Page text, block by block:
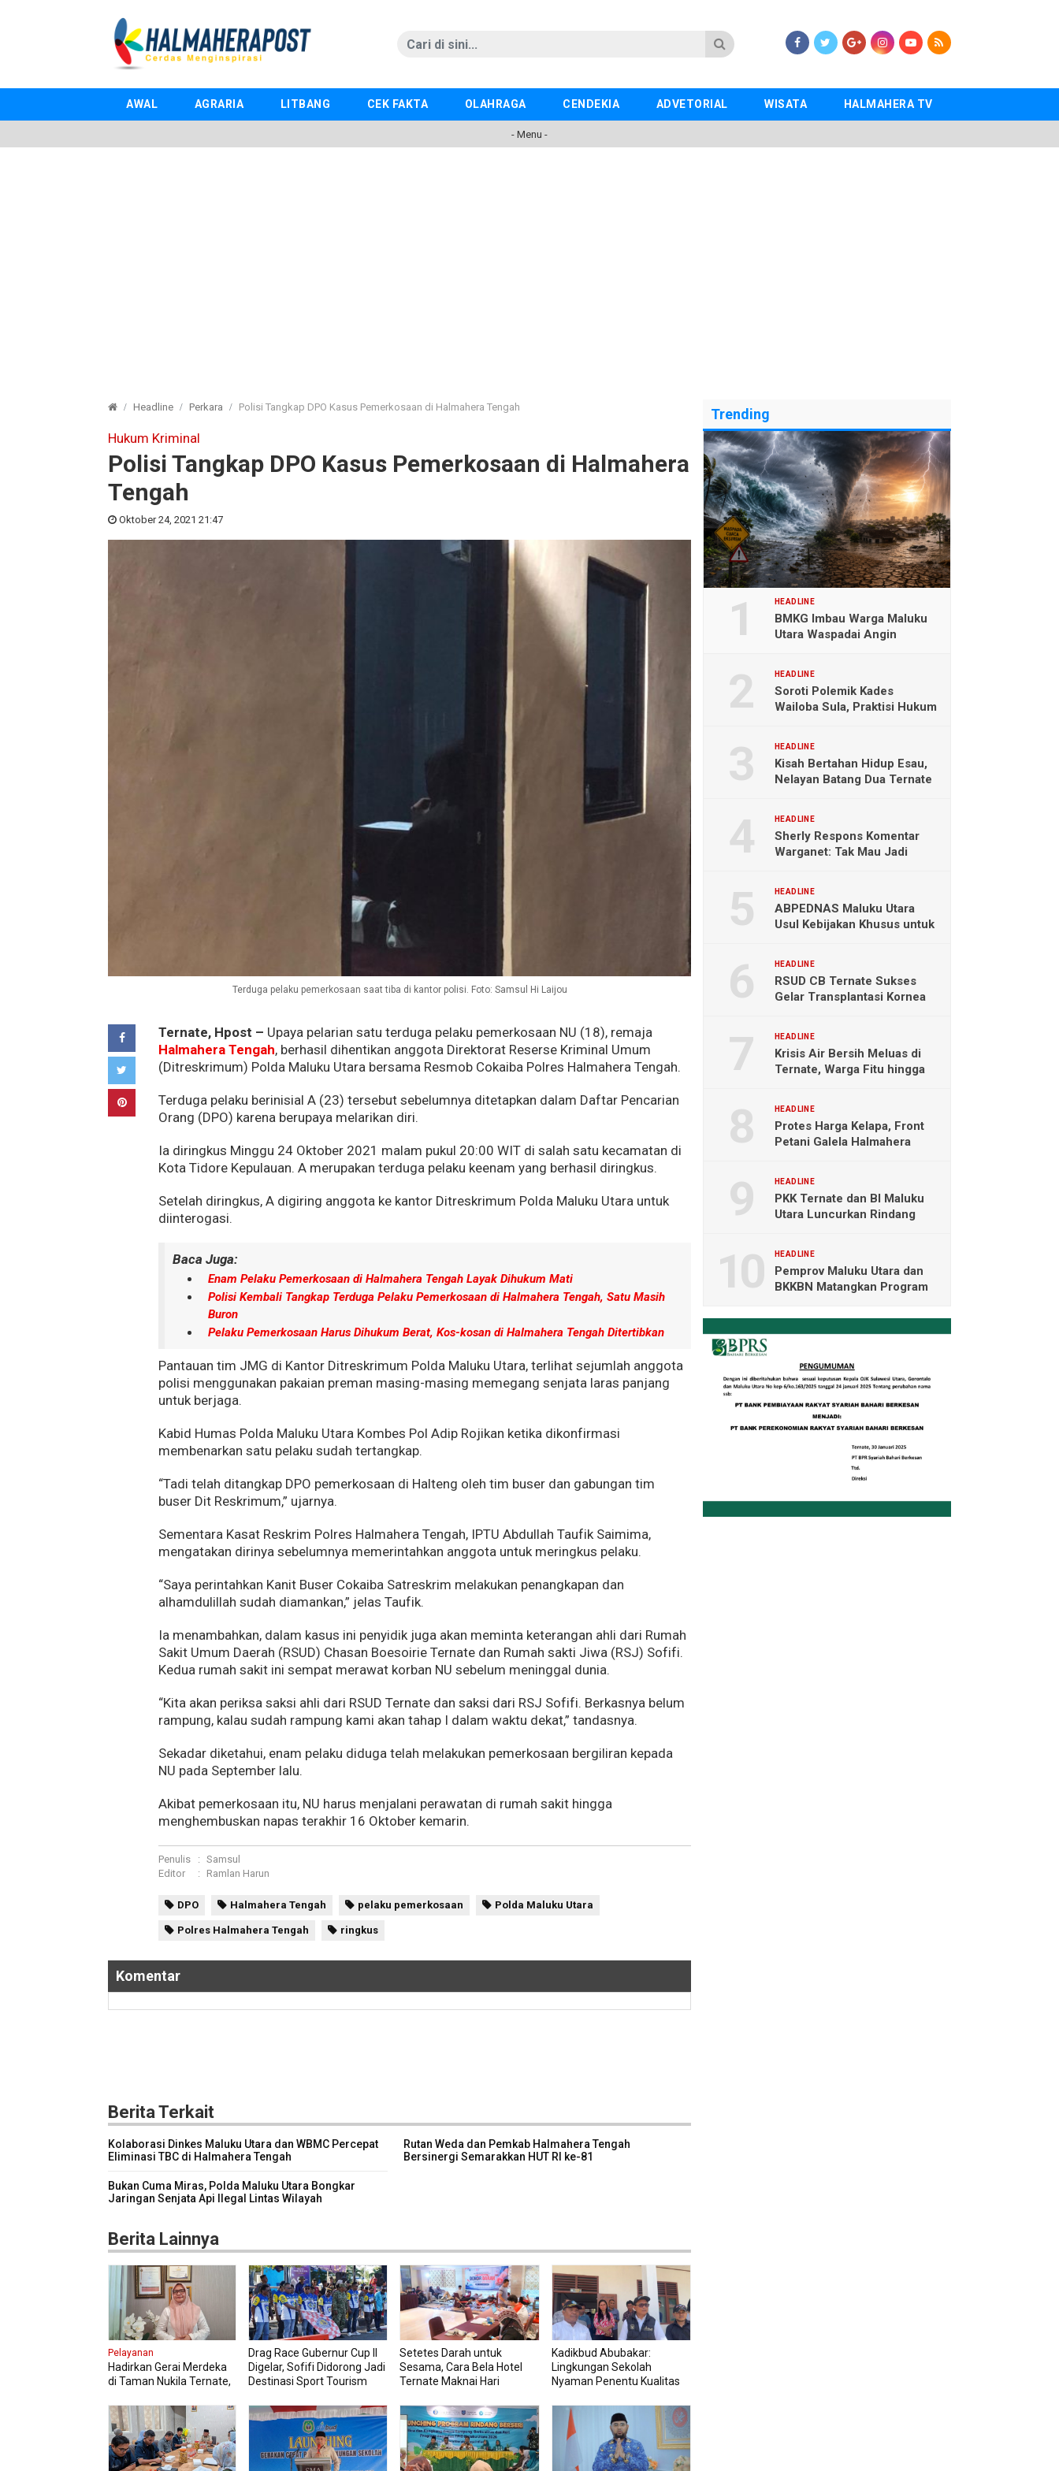
AWAL AGRARIA LITBANG CEK FAKTA OLAHRAGA CENDEKIA ADVETORIAL WISATA HALMAHERA TV
- Menu -
Headline Perkara Polisi Tangkap DPO Kasus Pemerkosaan di Halmahera Tengah
Hukum Kriminal
Polisi Tangkap DPO Kasus Pemerkosaan di Halmahera
Tengah
Oktober 24, 2021 21:47
Terduga pelaku pemerkosaan saat tiba di kantor polisi. Foto: Samsul Hi Laijou
Ternate, Hpost – Upaya pelarian satu terduga pelaku pemerkosaan NU (18), remaja
Halmahera Tengah, berhasil dihentikan anggota Direktorat Reserse Kriminal Umum
(Ditreskrimum) Polda Maluku Utara bersama Resmob Cokaiba Polres Halmahera Tengah.
Terduga pelaku berinisial A (23) tersebut sebelumnya ditetapkan dalam Daftar Pencarian
Orang (DPO) karena berupaya melarikan diri.
Ia diringkus Minggu 24 Oktober 2021 malam pukul 20:00 WIT di salah satu kecamatan di
Kota Tidore Kepulauan. A merupakan terduga pelaku keenam yang berhasil diringkus.
Setelah diringkus, A digiring anggota ke kantor Ditreskrimum Polda Maluku Utara untuk
diinterogasi.
Baca Juga:
Enam Pelaku Pemerkosaan di Halmahera Tengah Layak Dihukum Mati
Polisi Kembali Tangkap Terduga Pelaku Pemerkosaan di Halmahera Tengah, Satu Masih
Buron
Pelaku Pemerkosaan Harus Dihukum Berat, Kos-kosan di Halmahera Tengah Ditertibkan
Pantauan tim JMG di Kantor Ditreskrimum Polda Maluku Utara, terlihat sejumlah anggota
polisi menggunakan pakaian preman masing-masing memegang senjata laras panjang
untuk berjaga.
Kabid Humas Polda Maluku Utara Kombes Pol Adip Rojikan ketika dikonfirmasi
membenarkan satu pelaku sudah tertangkap.
“Tadi telah ditangkap DPO pemerkosaan di Halteng oleh tim buser dan gabungan tim
buser Dit Reskrimum,” ujarnya.
Sementara Kasat Reskrim Polres Halmahera Tengah, IPTU Abdullah Taufik Saimima,
mengatakan dirinya sebelumnya memerintahkan anggota untuk meringkus pelaku.
“Saya perintahkan Kanit Buser Cokaiba Satreskrim melakukan penangkapan dan
alhamdulillah sudah diamankan,” jelas Taufik.
Ia menambahkan, dalam kasus ini penyidik juga akan meminta keterangan ahli dari Rumah
Sakit Umum Daerah (RSUD) Chasan Boesoirie Ternate dan Rumah sakti Jiwa (RSJ) Sofifi.
Kedua rumah sakit ini sempat merawat korban NU sebelum meninggal dunia.
“Kita akan periksa saksi ahli dari RSUD Ternate dan saksi dari RSJ Sofifi. Berkasnya belum
rampung, kalau sudah rampung kami akan tahap I dalam waktu dekat,” tandasnya.
Sekadar diketahui, enam pelaku diduga telah melakukan pemerkosaan bergiliran kepada
NU pada September lalu.
Akibat pemerkosaan itu, NU harus menjalani perawatan di rumah sakit hingga
menghembuskan napas terakhir 16 Oktober kemarin.
Penulis :
Samsul
Editor
: Ramlan Harun
DPO Halmahera Tengah pelaku pemerkosaan Polda Maluku Utara
Polres Halmahera Tengah ringkus
Komentar
Berita Terkait
Kolaborasi Dinkes Maluku Utara dan WBMC Percepat
Eliminasi TBC di Halmahera Tengah
Rutan Weda dan Pemkab Halmahera Tengah
Bersinergi Semarakkan HUT RI ke-81
Bukan Cuma Miras, Polda Maluku Utara Bongkar
Jaringan Senjata Api Ilegal Lintas Wilayah
Berita Lainnya
Pelayanan
Hadirkan Gerai Merdeka
di Taman Nukila Ternate,
Permudah Legalitas
Usaha
Drag Race Gubernur Cup II
Digelar, Sofifi Didorong Jadi
Destinasi Sport Tourism
Setetes Darah untuk
Sesama, Cara Bela Hotel
Ternate Maknai Hari
Kadikbud Abubakar:
Lingkungan Sekolah
Nyaman Penentu Kualitas
Trending
HEADLINE
BMKG Imbau Warga Maluku
Utara Waspadai Angin
HEADLINE
Soroti Polemik Kades
Wailoba Sula, Praktisi Hukum
HEADLINE
Kisah Bertahan Hidup Esau,
Nelayan Batang Dua Ternate
HEADLINE
Sherly Respons Komentar
Warganet: Tak Mau Jadi
HEADLINE
ABPEDNAS Maluku Utara
Usul Kebijakan Khusus untuk
HEADLINE
RSUD CB Ternate Sukses
Gelar Transplantasi Kornea
HEADLINE
Krisis Air Bersih Meluas di
Ternate, Warga Fitu hingga
HEADLINE
Protes Harga Kelapa, Front
Petani Galela Halmahera
HEADLINE
PKK Ternate dan BI Maluku
Utara Luncurkan Rindang
HEADLINE
Pemprov Maluku Utara dan
BKKBN Matangkan Program